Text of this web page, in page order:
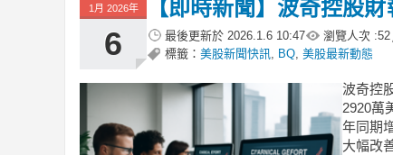
1月 2026年
6
【即時新聞】波奇控股
最後更新於 2026.1.6 10:47 瀏覽人次 :52
標籤： 美股新聞快訊 BQ 美股最新動態
波奇控
2920萬
年同期
大幅改